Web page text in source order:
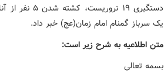
دستگیری ۱۹
یک سرباز گمنام امام زمان(عج) خبر داد.
متن اطلاعیه به شرح زیر است:
بسمه تعالی